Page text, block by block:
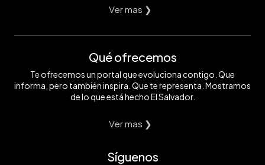
Ver mas ❯
Qué ofrecemos
Te ofrecemos un portal que evoluciona contigo. Que
informa, pero también inspira. Que te representa. Mostramos
de lo que está hecho El Salvador.
Ver mas ❯
Síguenos